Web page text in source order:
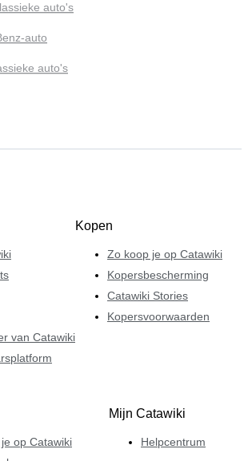
auto's
auto
auto's
van Catawiki
Kopen
Zo koop je op Catawiki
Kopersbescherming
Catawiki Stories
Kopersvoorwaarden
op Catawiki
Mijn Catawiki
Helpcentrum